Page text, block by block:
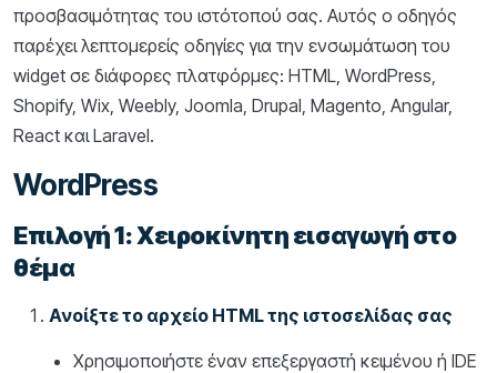
προσβασιμότητας του ιστότοπού σας. Αυτός ο οδηγός
παρέχει λεπτομερείς οδηγίες για την ενσωμάτωση του
widget σε διάφορες πλατφόρμες: HTML, WordPress,
Shopify, Wix, Weebly, Joomla, Drupal, Magento, Angular,
React και Laravel.
WordPress
Επιλογή 1: Χειροκίνητη εισαγωγή στο
θέμα
Ανοίξτε το αρχείο HTML της ιστοσελίδας σας
Χρησιμοποιήστε έναν επεξεργαστή κειμένου ή IDE